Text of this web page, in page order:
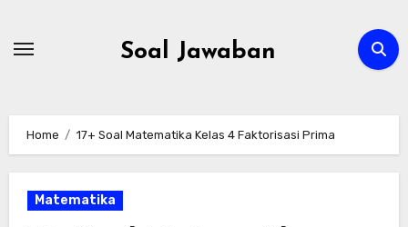
Soal Jawaban
Home 17+ Soal Matematika Kelas 4 Faktorisasi Prima
Matematika